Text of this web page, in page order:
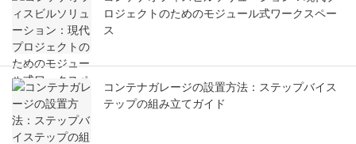
ロジェクトのためのモジュール式ワークスペー
ス
コンテナガレージの設置方法：ステップバイス
テップの組み立てガイド